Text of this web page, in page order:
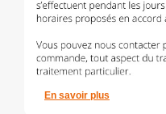
En savoir plus